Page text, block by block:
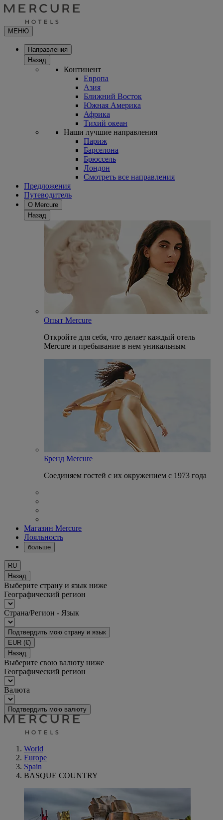
МЕНЮ
Направления
Назад
Континент
Европа
Азия
Ближний Восток
Южная Америка
Африка
Тихий океан
Наши лучшие направления
Париж
Барселона
Брюссель
Лондон
Смотреть все направления
Предложения
Путеводитель
О Mercure
Назад
Опыт Mercure
Откройте для себя, что делает каждый отель
Mercure и пребывание в нем уникальным
Бренд Mercure
Соединяем гостей с их окружением с 1973 года
Магазин Mercure
Лояльность
больше
RU
Назад
Выберите страну и язык ниже
Географический регион
Страна/Регион - Язык
Подтвердить мою страну и язык
EUR (€)
Назад
Выберите свою валюту ниже
Географический регион
Валюта
Подтвердить мою валюту
World
Europe
Spain
BASQUE COUNTRY